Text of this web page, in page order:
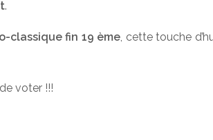
.
classique fin 19 ème, cette touche
voter !!!